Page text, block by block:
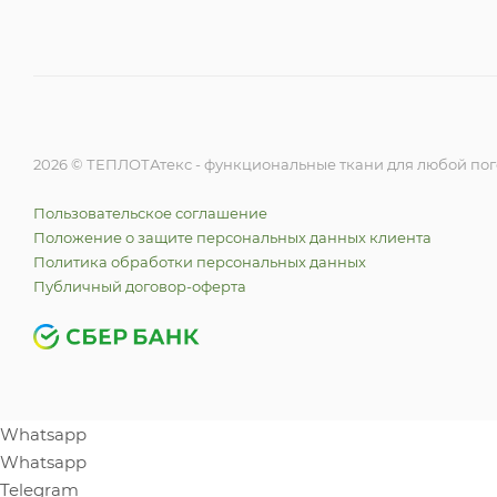
2026 © ТЕПЛОТАтекс - функциональные ткани для любой
Пользовательское соглашение
Положение о защите персональных данных клиента
Политика обработки персональных данных
Публичный договор-оферта
Whatsapp
Whatsapp
Telegram